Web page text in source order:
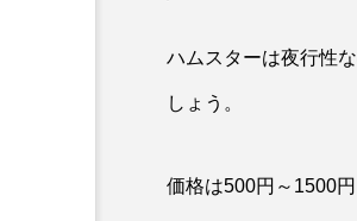
ハムスターは夜行性
しょう。
価格は500円～1500円